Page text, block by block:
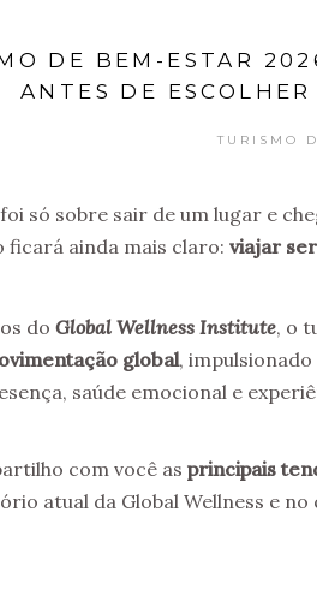
DE BEM-ESTAR
ANTES DE
TURISMO
só sobre sair de um lugar e
ficará ainda mais claro: viajar
do Global Wellness Institute, o
global,
saúde emocional e
com você as principais
atual da Global Wellness e